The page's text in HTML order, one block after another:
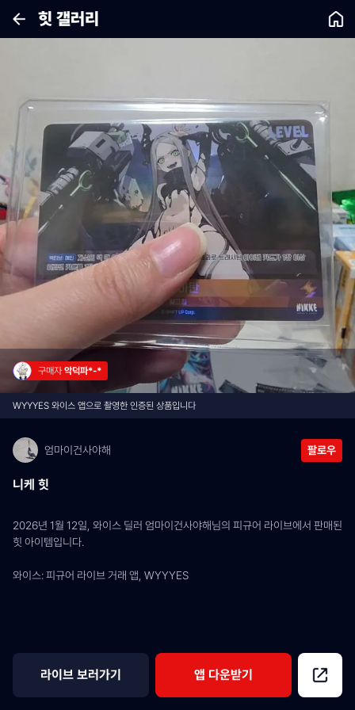
힛 갤러리
구매자 악덕파*-*
WYYYES 와이스 앱으로 촬영한 인증된 상품입니다
엄마이건사야해 팔로우
니케 힛
2026년 1월 12일, 와이스 딜러 엄마이건사야해님의 피규어 라이브에서 판매된
힛 아이템입니다.
와이스: 피규어 라이브 거래 앱, WYYYES
라이브 보러가기 앱 다운받기